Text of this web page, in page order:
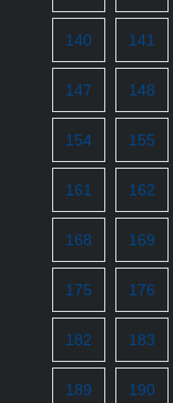
140 141
147 148
154 155
161 162
168 169
175 176
182 183
189 190